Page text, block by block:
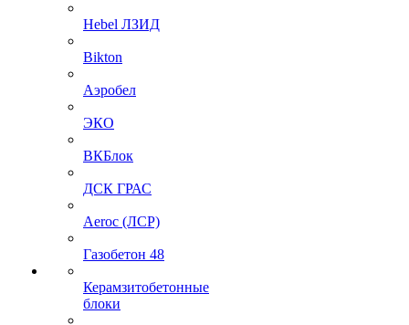
Hebel ЛЗИД
Bikton
Аэробел
ЭКО
ВКБлок
ДСК ГРАС
Aeroc (ЛСР)
Газобетон 48
Керамзитобетонные
блоки